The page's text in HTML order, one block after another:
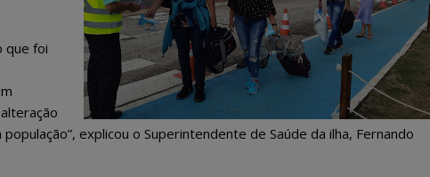
que foi
explicou o Superintendente de Saúde da ilha, Fernando